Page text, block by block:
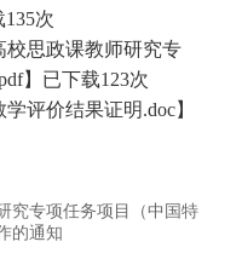
135次
校思政课教师研究专
】已下载123次
评价结果证明.doc】
究专项任务项目（中国特
的通知